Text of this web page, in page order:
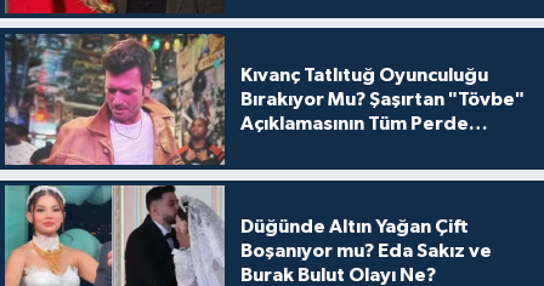
Kıvanç Tatlıtuğ Oyunculuğu
Bırakıyor Mu? Şaşırtan "Tövbe"
Açıklamasının Tüm Perde
Düğünde Altın Yağan Çift
Boşanıyor mu? Eda Sakız ve
Burak Bulut Olayı Ne?